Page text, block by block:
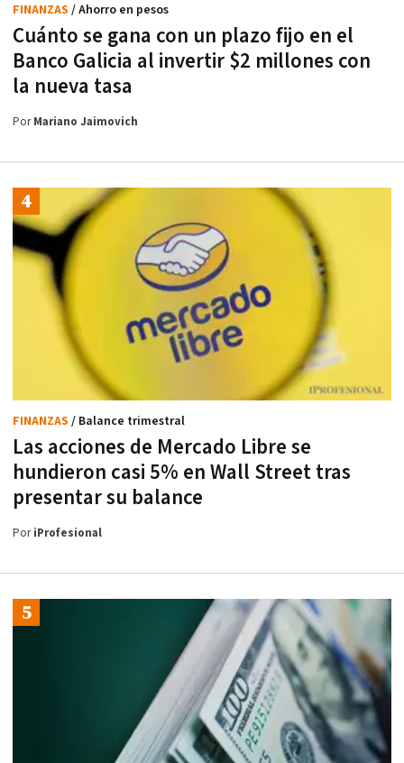
Cuánto se gana con un plazo fijo en el
Banco Galicia al invertir $2 millones con
la nueva tasa
FINANZAS / Ahorro en pesos
PorMariano Jaimovich
Las acciones de Mercado Libre se
hundieron casi 5% en Wall Street tras
presentar su balance
FINANZAS / Balance trimestral
PoriProfesional